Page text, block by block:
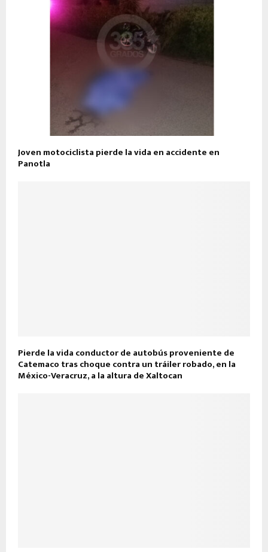
Joven motociclista pierde la vida en accidente en
Panotla
Pierde la vida conductor de autobús proveniente de
Catemaco tras choque contra un tráiler robado, en la
México-Veracruz, a la altura de Xaltocan